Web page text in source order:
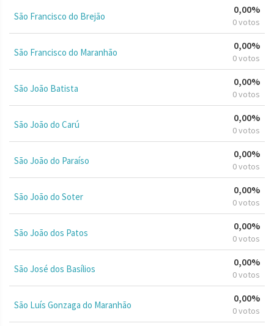
São Francisco do Brejão
0,00%
0 votos
São Francisco do Maranhão
0,00%
0 votos
São João Batista
0,00%
0 votos
São João do Carú
0,00%
0 votos
São João do Paraíso
0,00%
0 votos
São João do Soter
0,00%
0 votos
São João dos Patos
0,00%
0 votos
São José dos Basílios
0,00%
0 votos
São Luís Gonzaga do Maranhão
0,00%
0 votos